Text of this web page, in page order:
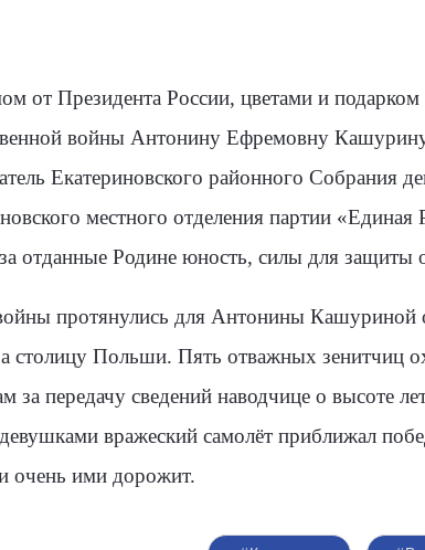
от Президента России, цветами и
войны Антонину Ефремовну
Екатериновского районного Собрания
местного отделения партии
отданные Родине юность, силы для защиты
протянулись для Антонины Кашуриной
столицу Польши. Пять отважных зенитчиц
за передачу сведений наводчице о высоте
вражеский самолёт приближал
очень ими дорожит.